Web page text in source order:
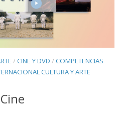
/CINE Y DVD /COMPETENCIAS
CULTURA Y ARTE